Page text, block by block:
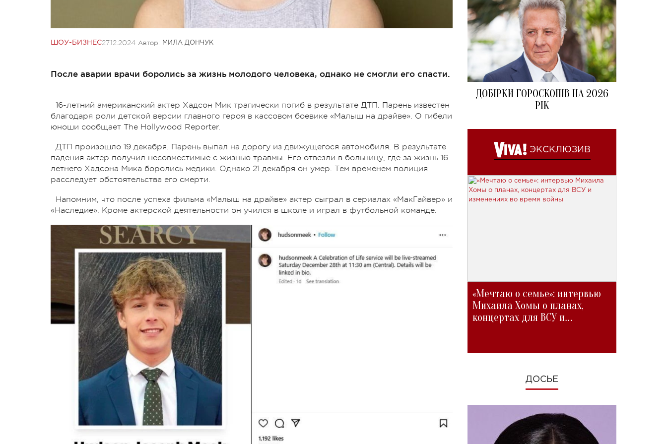
ШОУ-БИЗНЕС27.12.2024 Автор: МИЛА ДОНЧУК
После аварии врачи боролись за жизнь молодого человека, однако не смогли его спасти.
16-летний американский актер Хадсон Мик трагически погиб в результате ДТП. Парень известен
благодаря роли детской версии главного героя в кассовом боевике «Малыш на драйве». О гибели
юноши сообщает The Hollywood Reporter.
ДТП произошло 19 декабря. Парень выпал на дорогу из движущегося автомобиля. В результате
падения актер получил несовместимые с жизнью травмы. Его отвезли в больницу, где за жизнь 16-
летнего Хадсона Мика боролись медики. Однако 21 декабря он умер. Тем временем полиция
расследует обстоятельства его смерти.
Напомним, что после успеха фильма «Малыш на драйве» актер сыграл в сериалах «МакГайвер» и
«Наследие». Кроме актерской деятельности он учился в школе и играл в футбольной команде.
ДОБІРКИ ГОРОСКОПІВ НА 2026
РІК
ЭКСКЛЮЗИВ
«Мечтаю о семье»: интервью
Михаила Хомы о планах,
концертах для ВСУ и
ДОСЬЕ